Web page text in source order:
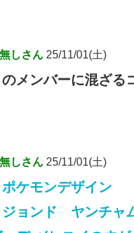
しさん 25/11/01(土)
のメンバーに混ざる
しさん 25/11/01(土)
ポケモンデザイン
ジョンド ヤンチャ